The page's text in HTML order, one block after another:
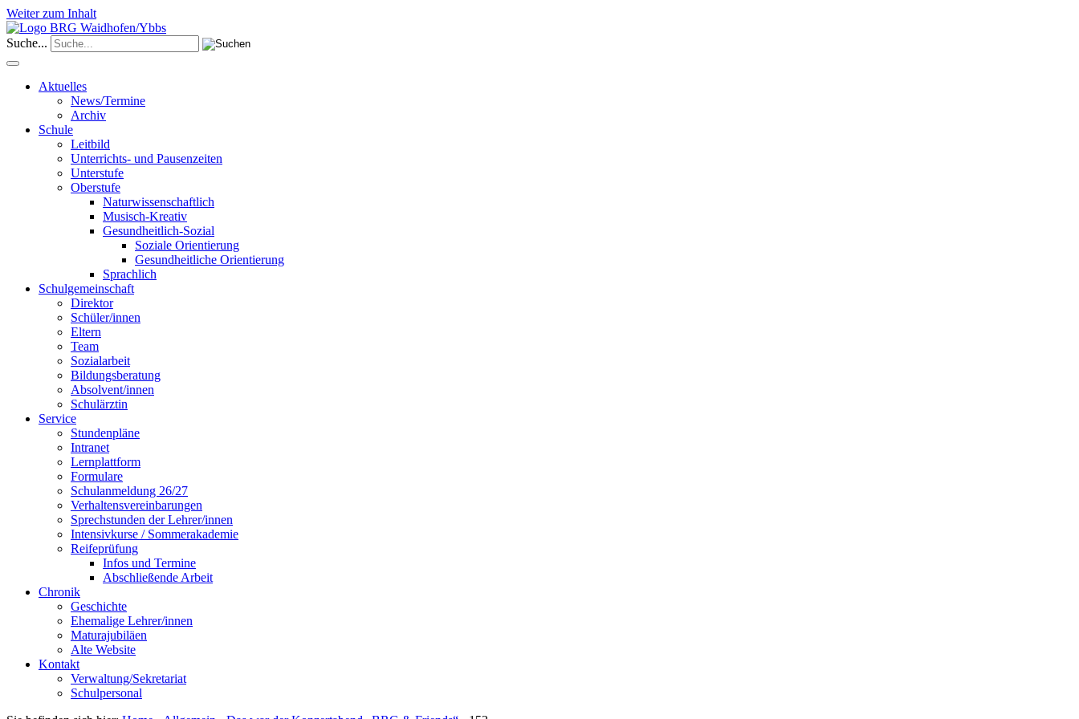
Weiter zum Inhalt
Suche...
Aktuelles
News/Termine
Archiv
Schule
Leitbild
Unterrichts- und Pausenzeiten
Unterstufe
Oberstufe
Naturwissenschaftlich
Musisch-Kreativ
Gesundheitlich-Sozial
Soziale Orientierung
Gesundheitliche Orientierung
Sprachlich
Schulgemeinschaft
Direktor
Schüler/innen
Eltern
Team
Sozialarbeit
Bildungsberatung
Absolvent/innen
Schulärztin
Service
Stundenpläne
Intranet
Lernplattform
Formulare
Schulanmeldung 26/27
Verhaltensvereinbarungen
Sprechstunden der Lehrer/innen
Intensivkurse / Sommerakademie
Reifeprüfung
Infos und Termine
Abschließende Arbeit
Chronik
Geschichte
Ehemalige Lehrer/innen
Maturajubiläen
Alte Website
Kontakt
Verwaltung/Sekretariat
Schulpersonal